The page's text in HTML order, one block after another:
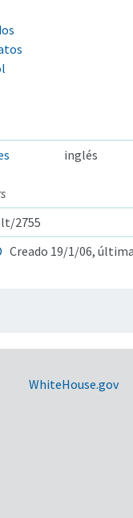
inglés
2755
Creado 19/1/06,
WhiteHouse.gov